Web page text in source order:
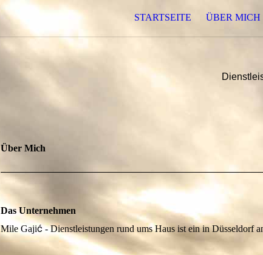
STARTSEITE ÜBER MICH
Über Mich
Das Unternehmen
Mile Gajić- Dienstleistungen rund ums Haus ist ein in Düsseldorf